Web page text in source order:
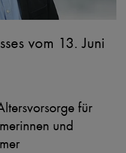
vom 13. Juni
für
und